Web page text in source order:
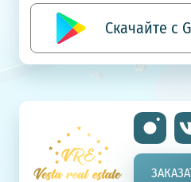
Скачайте с